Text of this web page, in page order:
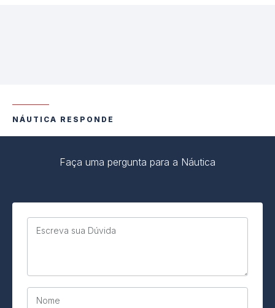
NÁUTICA RESPONDE
Faça uma pergunta para a Náutica
Escreva sua Dúvida
Nome